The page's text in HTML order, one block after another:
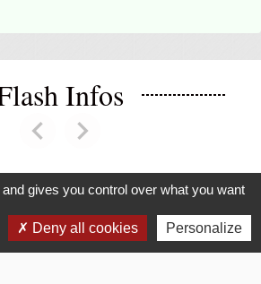
Infos
chevron_leftPrevious
chevron_rightNext
gives you control over what you want
Deny all cookies Personalize